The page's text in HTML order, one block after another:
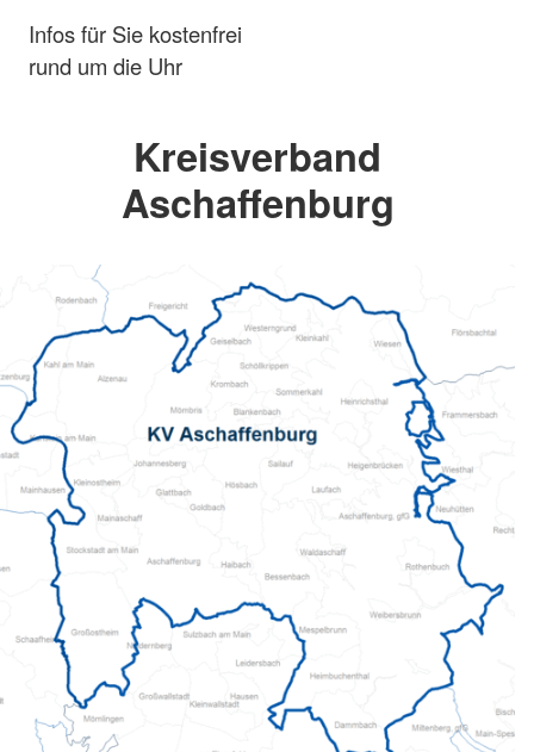
Infos für Sie kostenfrei
rund um die Uhr
Kreisverband
Aschaffenburg